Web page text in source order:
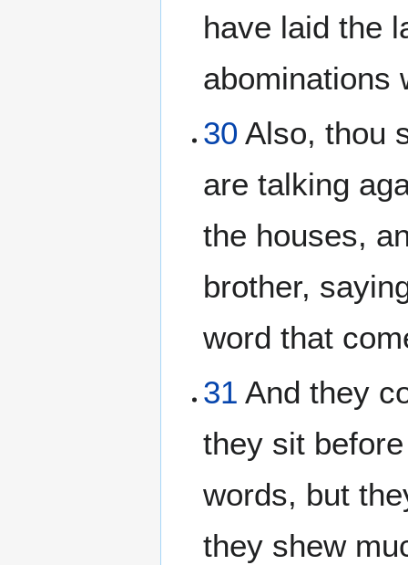
have laid the
abominations
30 Also, thou
are talking
the houses,
brother,
word that
31 And they
they sit
words, but
they shew